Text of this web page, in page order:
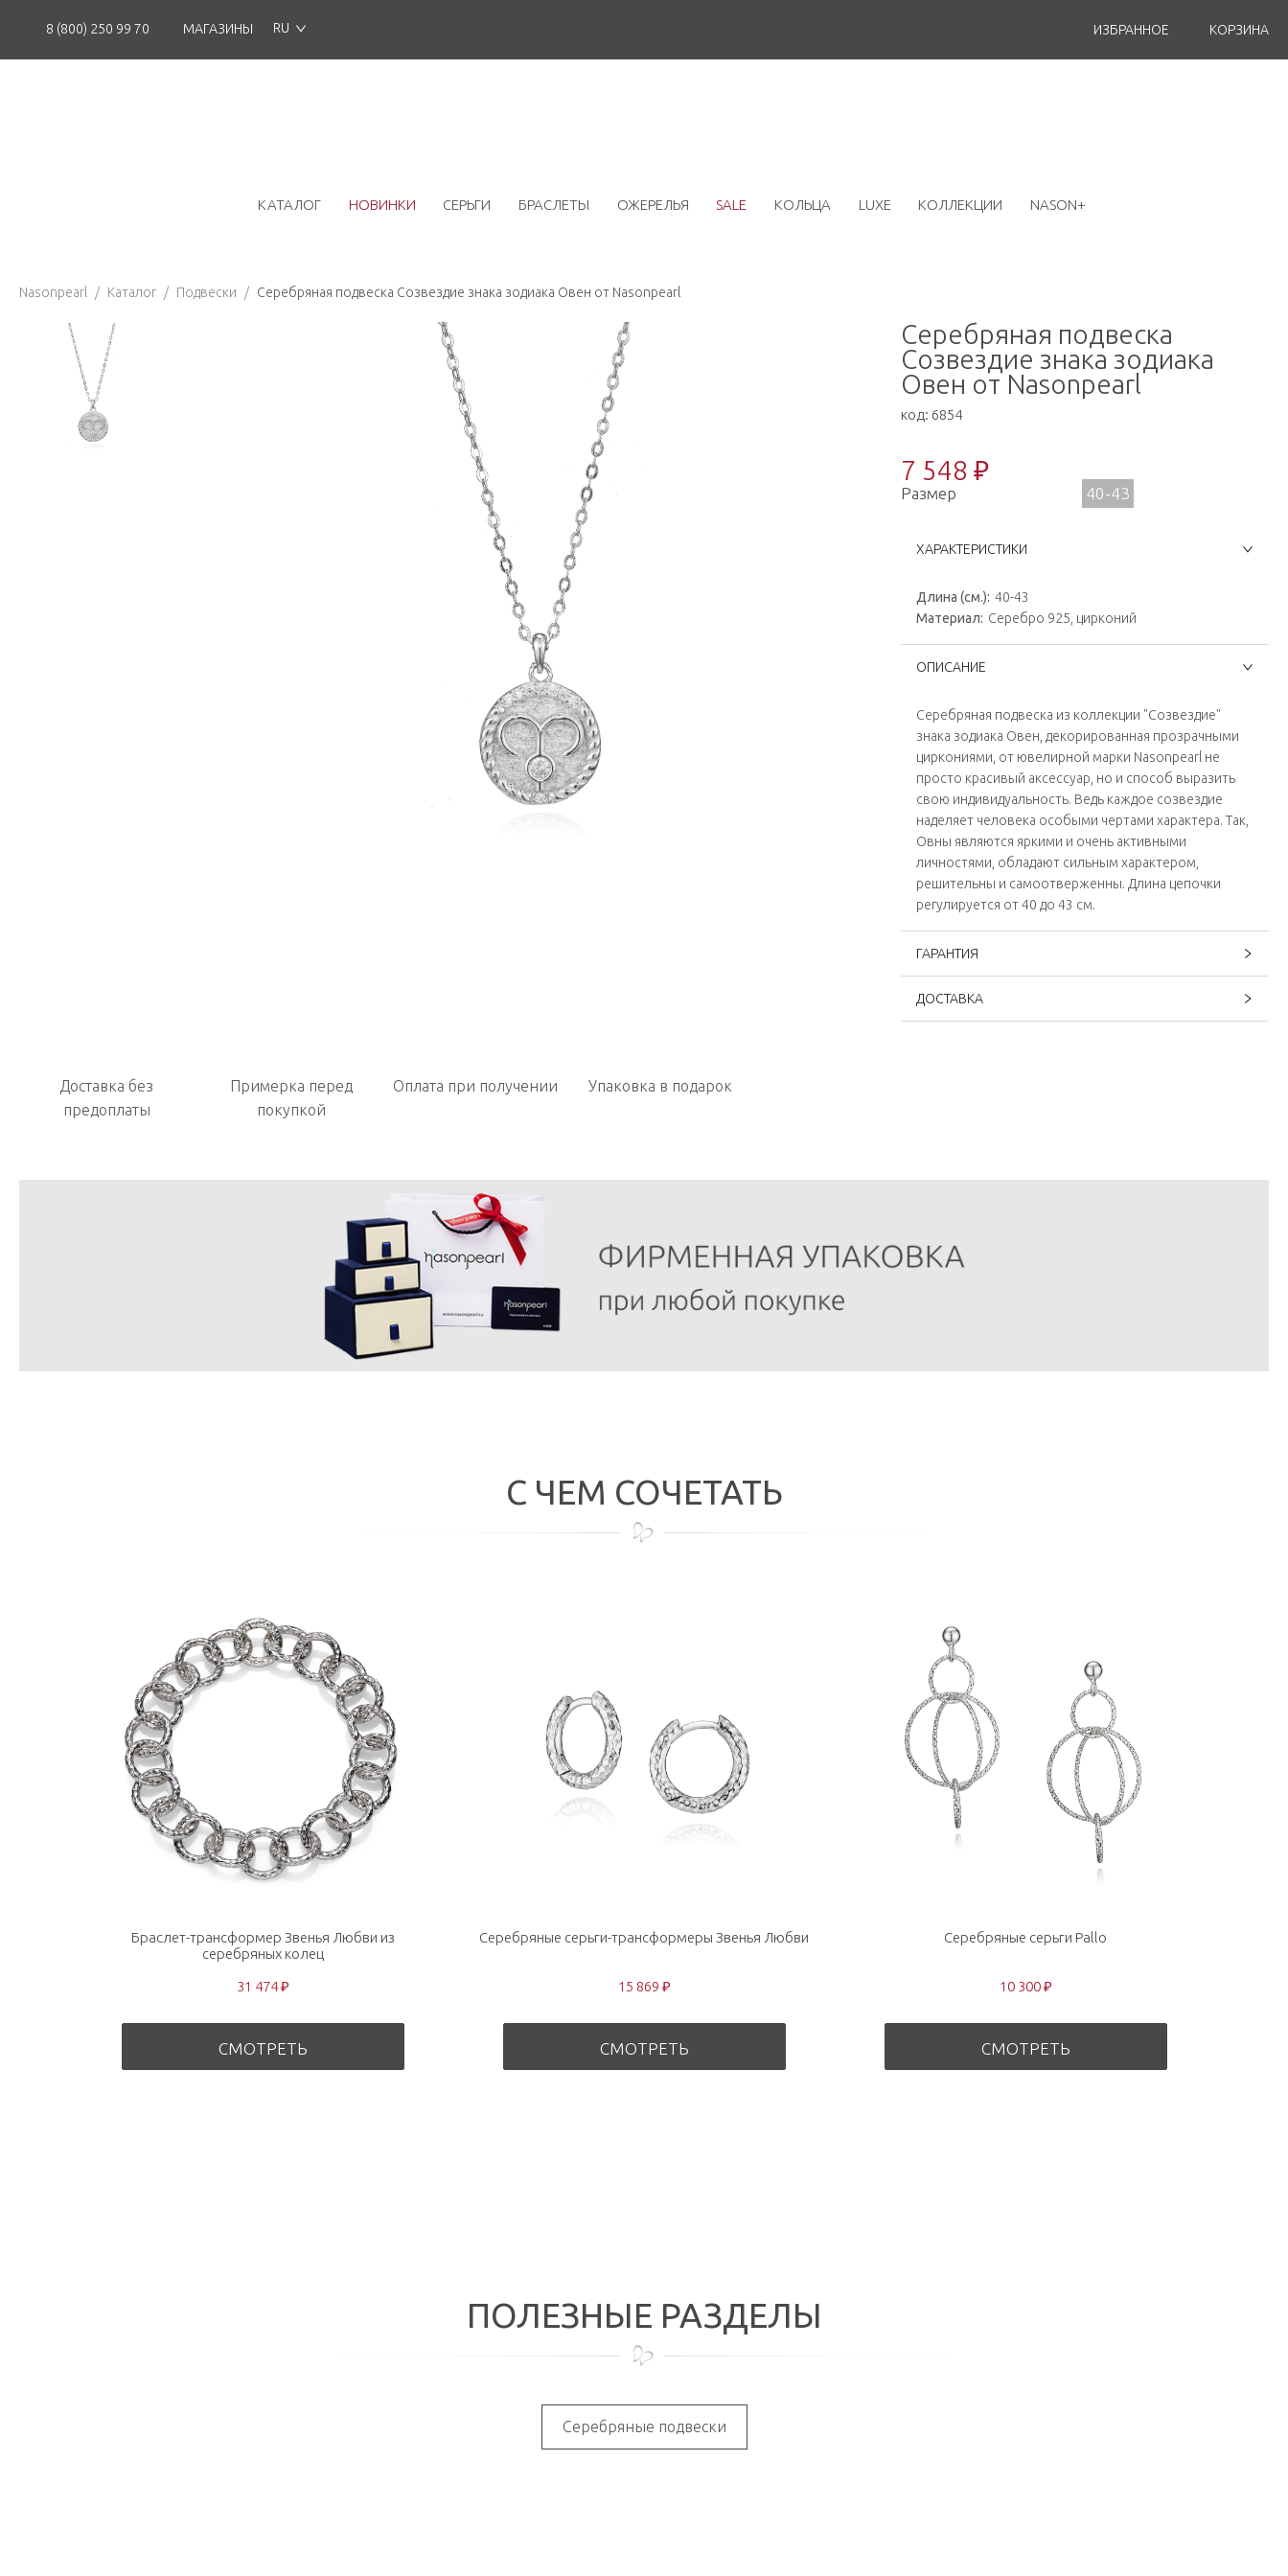
8 (800) 250 99 70 МАГАЗИНЫ RU ИЗБРАННОЕ КОРЗИНА
КАТАЛОГ НОВИНКИ СЕРЬГИ БРАСЛЕТЫ ОЖЕРЕЛЬЯ SALE КОЛЬЦА LUXE КОЛЛЕКЦИИ NASON+
Nasonpearl / Каталог / Подвески / Серебряная подвеска Созвездие знака зодиака Овен от Nasonpearl
Серебряная подвеска
Созвездие знака зодиака
Овен от Nasonpearl
код: 6854
7 548 ₽
Размер 40-43
ХАРАКТЕРИСТИКИ
Длина (см.): 40-43
Материал: Серебро 925, цирконий
ОПИСАНИЕ
Серебряная подвеска из коллекции "Созвездие"
знака зодиака Овен, декорированная прозрачными
циркониями, от ювелирной марки Nasonpearl не
просто красивый аксессуар, но и способ выразить
свою индивидуальность. Ведь каждое созвездие
наделяет человека особыми чертами характера. Так,
Овны являются яркими и очень активными
личностями, обладают сильным характером,
решительны и самоотверженны. Длина цепочки
регулируется от 40 до 43 см.
ГАРАНТИЯ
ДОСТАВКА
Доставка без
предоплаты
Примерка перед
покупкой
Оплата при получении Упаковка в подарок
С ЧЕМ СОЧЕТАТЬ
Браслет-трансформер Звенья Любви из
серебряных колец
31 474 ₽
СМОТРЕТЬ
Серебряные серьги-трансформеры Звенья Любви
15 869 ₽
СМОТРЕТЬ
Серебряные серьги Pallo
10 300 ₽
СМОТРЕТЬ
ПОЛЕЗНЫЕ РАЗДЕЛЫ
Серебряные подвески